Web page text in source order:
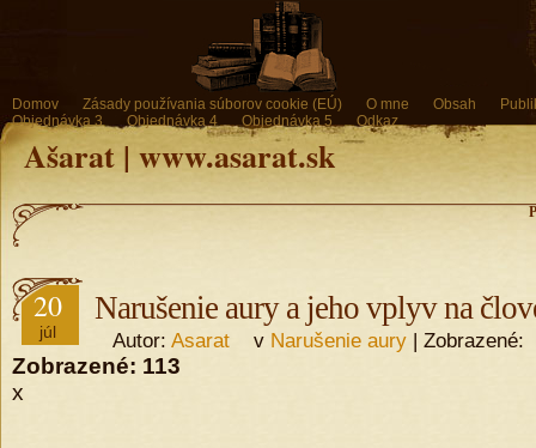
Domov Zásady používania súborov cookie (EÚ) O mne Obsah
Objednávka 3
Objednávka 4 Objednávka 5 Odkaz
Ašarat | www.asarat.sk
20
júl
Narušenie aury a jeho vplyv na
Autor: Asarat v Narušenie aury | Zobrazené:
Zobrazené: 113
x